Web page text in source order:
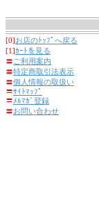
[0]お店のﾄｯﾌﾟへ戻る
[1]ｶｰﾄを見る
〓 ご利用案内
〓特定商取引法表示
〓個人情報の取扱い
〓ｻｲﾄﾏｯﾌﾟ
〓ﾒﾙﾏｶﾞ登録
〓お問い合わせ